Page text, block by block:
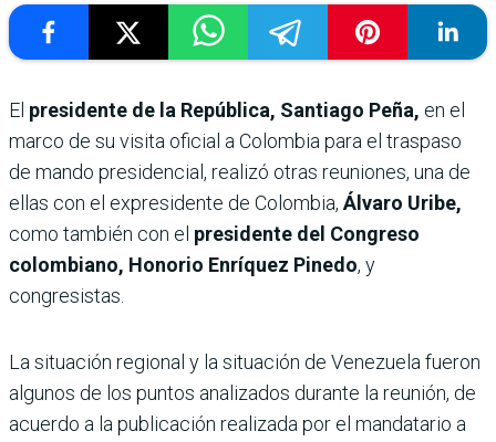
El presidente de la República, Santiago Peña, en el
marco de su visita oficial a Colombia para el traspaso
de mando presidencial, realizó otras reuniones, una de
ellas con el expresidente de Colombia, Álvaro Uribe,
como también con el presidente del Congreso
colombiano, Honorio Enríquez Pinedo, y
congresistas.
La situación regional y la situación de Venezuela fueron
algunos de los puntos analizados durante la reunión, de
acuerdo a la publicación realizada por el mandatario a